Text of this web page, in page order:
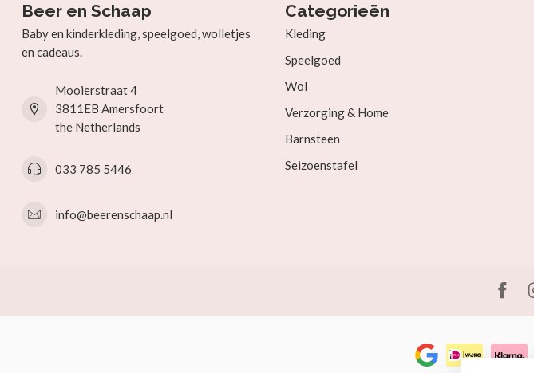
Beer en Schaap
Baby en kinderkleding, speelgoed, wolletjes
en cadeaus.
Mooierstraat 4
3811EB Amersfoort
the Netherlands
033 785 5446
info@beerenschaap.nl
Categorieën
Kleding
Speelgoed
Wol
Verzorging & Home
Barnsteen
Seizoenstafel